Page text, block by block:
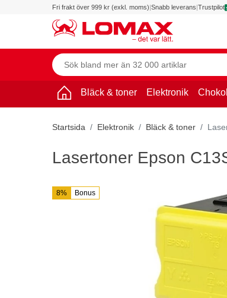
Fri frakt över 999 kr (exkl. moms)|Snabb leverans|Trustpilot
Bläck & toner Elektronik
Startsida Elektronik Bläck & toner
8% Bonus
Lasertoner Epson